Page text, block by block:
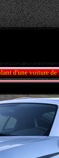
d'une voiture de